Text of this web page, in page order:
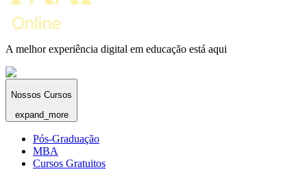
A melhor experiência digital em educação está aqui
Nossos Cursos
expand_more
Pós-Graduação
MBA
Cursos Gratuitos